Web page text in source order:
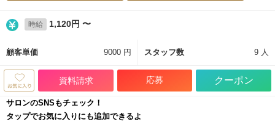
時給 1,120円 〜
顧客単価 9000 円 スタッフ数 9 人
資料請求 応募 クーポン
サロンのSNSもチェック！
タップでお気に入りにも追加できるよ